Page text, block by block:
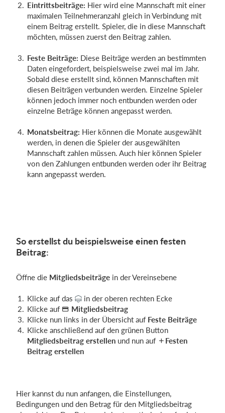
Eintrittsbeiträge: Hier wird eine Mannschaft mit einer
maximalen Teilnehmeranzahl gleich in Verbindung mit
einem Beitrag erstellt. Spieler, die in diese Mannschaft
möchten, müssen zuerst den Beitrag zahlen.
Feste Beiträge: Diese Beiträge werden an bestimmten
Daten eingefordert, beispielsweise zwei mal im Jahr.
Sobald diese erstellt sind, können Mannschaften mit
diesen Beiträgen verbunden werden. Einzelne Spieler
können jedoch immer noch entbunden werden oder
einzelne Beträge können angepasst werden.
Monatsbeitrag: Hier können die Monate ausgewählt
werden, in denen die Spieler der ausgewählten
Mannschaft zahlen müssen. Auch hier können Spieler
von den Zahlungen entbunden werden oder ihr Beitrag
kann angepasst werden.
So erstellst du beispielsweise einen festen
Beitrag:
Öffne die Mitgliedsbeiträge in der Vereinsebene
Klicke auf das
in der oberen rechten Ecke
Klicke auf
Mitgliedsbeitrag
Klicke nun links in der Übersicht auf Feste Beiträge
Klicke anschließend auf den grünen Button
Mitgliedsbeitrag erstellen und nun auf
Festen
Beitrag erstellen
Hier kannst du nun anfangen, die Einstellungen,
Bedingungen und den Betrag für den Mitgliedsbeitrag